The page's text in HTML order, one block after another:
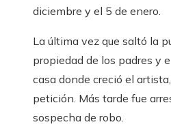
diciembre y el 5 de enero.
La última vez que saltó la
propiedad de los padres y
casa donde creció el
petición. Más tarde fue
sospecha de robo.